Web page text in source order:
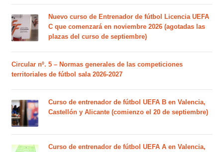
Nuevo curso de Entrenador de fútbol Licencia UEFA
C que comenzará en noviembre 2026 (agotadas las
plazas del curso de septiembre)
Circular nº. 5 – Normas generales de las competiciones
territoriales de fútbol sala 2026-2027
Curso de entrenador de fútbol UEFA B en Valencia,
Castellón y Alicante (comienzo el 20 de septiembre)
Curso de entrenador de fútbol UEFA A en Valencia,